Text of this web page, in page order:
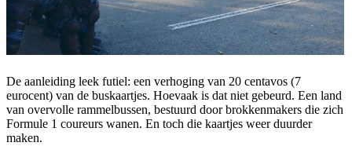
De aanleiding leek futiel: een verhoging van 20 centavos (7
eurocent) van de buskaartjes. Hoevaak is dat niet gebeurd. Een land
van overvolle rammelbussen, bestuurd door brokkenmakers die zich
Formule 1 coureurs wanen. En toch die kaartjes weer duurder
maken.